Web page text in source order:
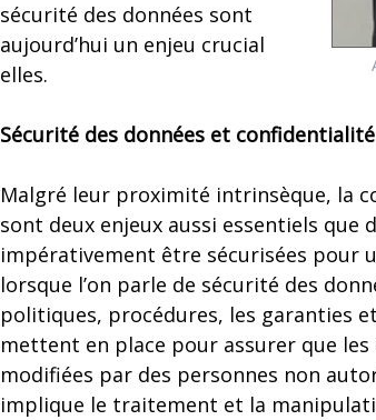
sécurité des données sont
aujourd’hui un enjeu crucial
elles.
Sécurité des données et
Malgré leur proximité intrinsèque, la
sont deux enjeux aussi essentiels
impérativement être sécurisées pour
lorsque l’on parle de sécurité des
politiques, procédures, les garanties
mettent en place pour assurer que
modifiées par des personnes non
implique le traitement et la